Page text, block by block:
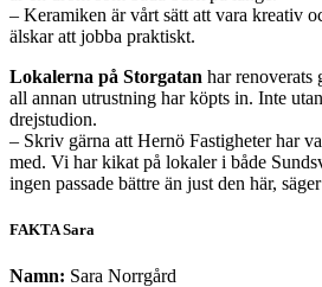
– Keramiken är vårt sätt att vara kreativ
älskar att jobba praktiskt.
Lokalerna på Storgatan har renoverats
all annan utrustning har köpts in. Inte
drejstudion.
– Skriv gärna att Hernö Fastigheter har
med. Vi har kikat på lokaler i både
ingen passade bättre än just den här,
FAKTA Sara
Namn: Sara Norrgård